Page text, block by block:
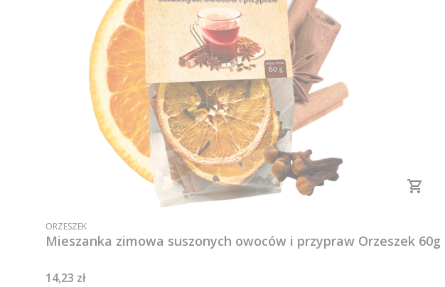
PRODUCENT
ORZESZEK
Mieszanka zimowa suszonych owoców i przypraw Orzeszek 60g
Cena
14,23 zł